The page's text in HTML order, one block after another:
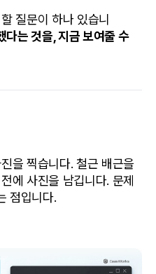
질문이 하나 있습니
다는 것을, 지금 보여줄 수
을 찍습니다. 철근 배근을
에 사진을 남깁니다. 문제
점입니다.